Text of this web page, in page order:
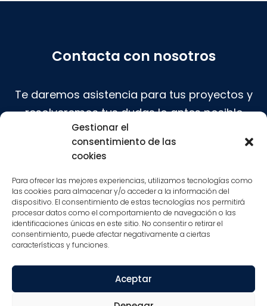
Gestionar el
consentimiento de las
cookies
Para ofrecer las mejores experiencias, utilizamos tecnologías como
las cookies para almacenar y/o acceder a la información del
dispositivo. El consentimiento de estas tecnologías nos permitirá
procesar datos como el comportamiento de navegación o las
identificaciones únicas en este sitio. No consentir o retirar el
consentimiento, puede afectar negativamente a ciertas
características y funciones.
Aceptar
Contacta con nosotros
Te daremos asistencia para tus proyectos y
resolveremos tus dudas lo antes posible
STAC Industry 2026. All rights reserved.
Política de privacidad
Aviso legal